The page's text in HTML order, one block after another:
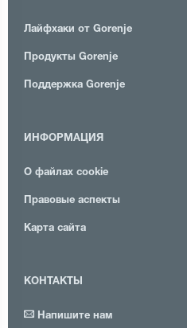
Лайфхаки от Gorenje
Продукты Gorenje
Поддержка Gorenje
ИНФОРМАЦИЯ
О файлах cookie
Правовые аспекты
Карта сайта
КОНТАКТЫ
Напишите нам